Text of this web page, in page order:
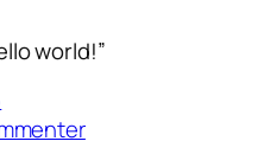
world!”